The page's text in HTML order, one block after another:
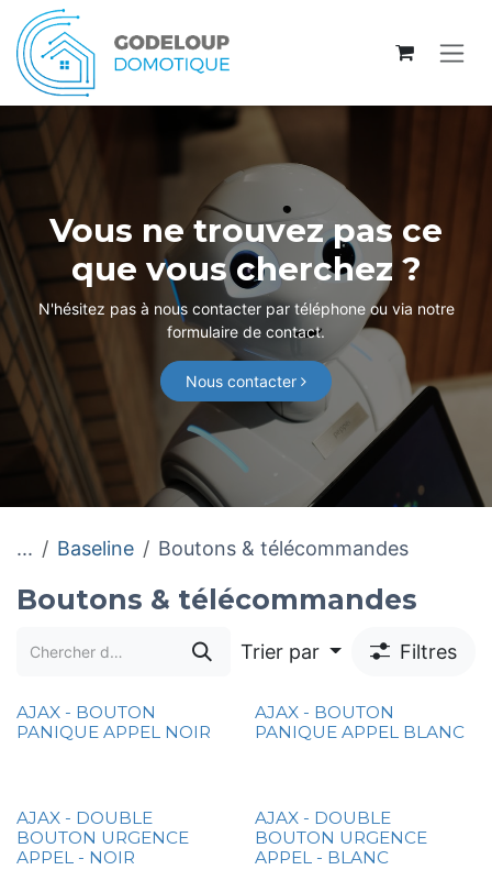
Se rendre au contenu
Vous ne trouvez pas ce
que vous cherchez ?
N'hésitez pas à nous contacter par téléphone ou via notre
formulaire de contact.
Nous contacter
... Baseline Boutons & télécommandes
Boutons & télécommandes
Trier par Filtres
AJAX - BOUTON
PANIQUE APPEL NOIR
AJAX - BOUTON
PANIQUE APPEL BLANC
AJAX - DOUBLE
BOUTON URGENCE
APPEL - NOIR
AJAX - DOUBLE
BOUTON URGENCE
APPEL - BLANC